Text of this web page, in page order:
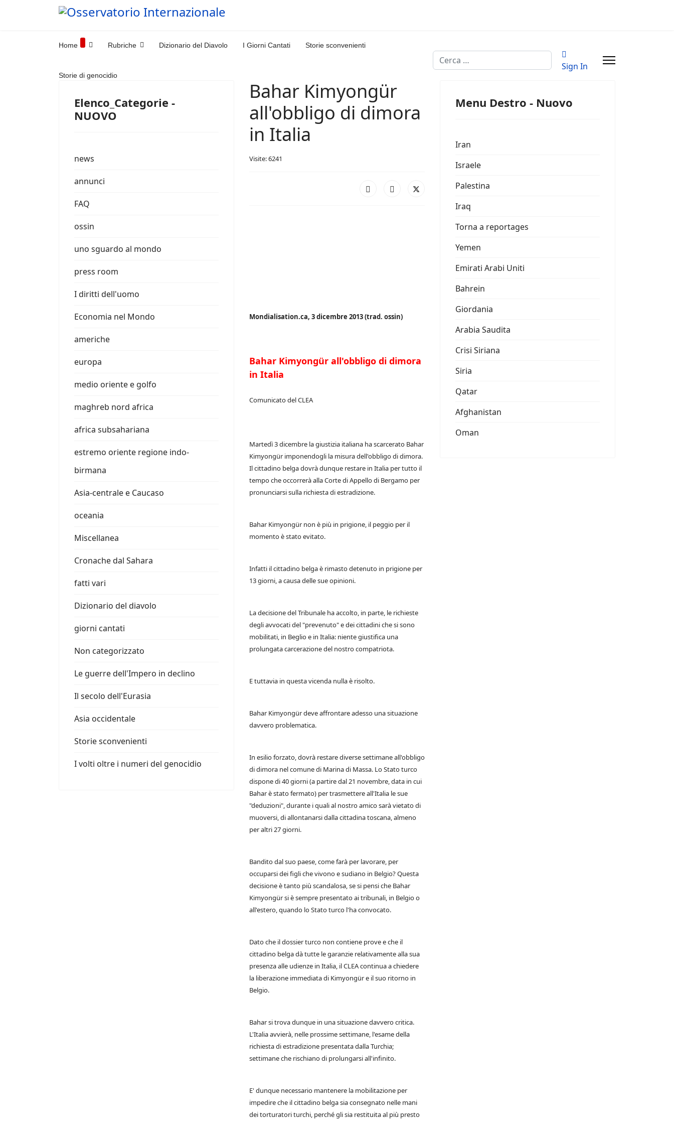
Home Rubriche Dizionario del Diavolo I Giorni Cantati Storie sconvenienti
Storie di genocidio
Cerca
Sign In
Elenco_Categorie -
NUOVO
news
annunci
FAQ
ossin
uno sguardo al mondo
press room
I diritti dell'uomo
Economia nel Mondo
americhe
europa
medio oriente e golfo
maghreb nord africa
africa subsahariana
estremo oriente regione indo-
birmana
Asia-centrale e Caucaso
oceania
Miscellanea
Cronache dal Sahara
fatti vari
Dizionario del diavolo
giorni cantati
Non categorizzato
Le guerre dell'Impero in declino
Il secolo dell'Eurasia
Asia occidentale
Storie sconvenienti
I volti oltre i numeri del genocidio
Bahar Kimyongür
all'obbligo di dimora
in Italia
Visite: 6241
Mondialisation.ca, 3 dicembre 2013 (trad. ossin)
Bahar Kimyongür all'obbligo di dimora
in Italia
Comunicato del CLEA
Martedì 3 dicembre la giustizia italiana ha scarcerato Bahar
Kimyongür imponendogli la misura dell'obbligo di dimora.
Il cittadino belga dovrà dunque restare in Italia per tutto il
tempo che occorrerà alla Corte di Appello di Bergamo per
pronunciarsi sulla richiesta di estradizione.
Bahar Kimyongür non è più in prigione, il peggio per il
momento è stato evitato.
Infatti il cittadino belga è rimasto detenuto in prigione per
13 giorni, a causa delle sue opinioni.
La decisione del Tribunale ha accolto, in parte, le richieste
degli avvocati del "prevenuto" e dei cittadini che si sono
mobilitati, in Beglio e in Italia: niente giustifica una
prolungata carcerazione del nostro compatriota.
E tuttavia in questa vicenda nulla è risolto.
Bahar Kimyongür deve affrontare adesso una situazione
davvero problematica.
In esilio forzato, dovrà restare diverse settimane all'obbligo
di dimora nel comune di Marina di Massa. Lo Stato turco
dispone di 40 giorni (a partire dal 21 novembre, data in cui
Bahar è stato fermato) per trasmettere all'Italia le sue
"deduzioni", durante i quali al nostro amico sarà vietato di
muoversi, di allontanarsi dalla cittadina toscana, almeno
per altri 27 giorni.
Bandito dal suo paese, come farà per lavorare, per
occuparsi dei figli che vivono e sudiano in Belgio? Questa
decisione è tanto più scandalosa, se si pensi che Bahar
Kimyongür si è sempre presentato ai tribunali, in Belgio o
all'estero, quando lo Stato turco l'ha convocato.
Dato che il dossier turco non contiene prove e che il
cittadino belga dà tutte le garanzie relativamente alla sua
presenza alle udienze in Italia, il CLEA continua a chiedere
la liberazione immediata di Kimyongür e il suo ritorno in
Belgio.
Bahar si trova dunque in una situazione davvero critica.
L'Italia avvierà, nelle prossime settimane, l'esame della
richiesta di estradizione presentata dalla Turchia;
settimane che rischiano di prolungarsi all'infinito.
E' dunque necessario mantenere la mobilitazione per
impedire che il cittadino belga sia consegnato nelle mani
dei torturatori turchi, perché gli sia restituita al più presto
Menu Destro - Nuovo
Iran
Israele
Palestina
Iraq
Torna a reportages
Yemen
Emirati Arabi Uniti
Bahrein
Giordania
Arabia Saudita
Crisi Siriana
Siria
Qatar
Afghanistan
Oman